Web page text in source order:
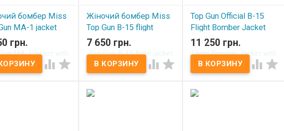
бомбер Miss
MA-1 jacket
Blue
грн.
 
Жіночий бомбер Miss
Top Gun B-15 flight
jacket with patches
White
В наличии
7 650 грн.
 
Top Gun Official B-15
Flight Bomber Jacket
with Patches Brown
В наличии
11 250 грн.
 